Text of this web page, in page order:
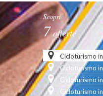
Scopri
7offerte
Cicloturismo
Cicloturismo
Cicloturismo
Cicloturismo